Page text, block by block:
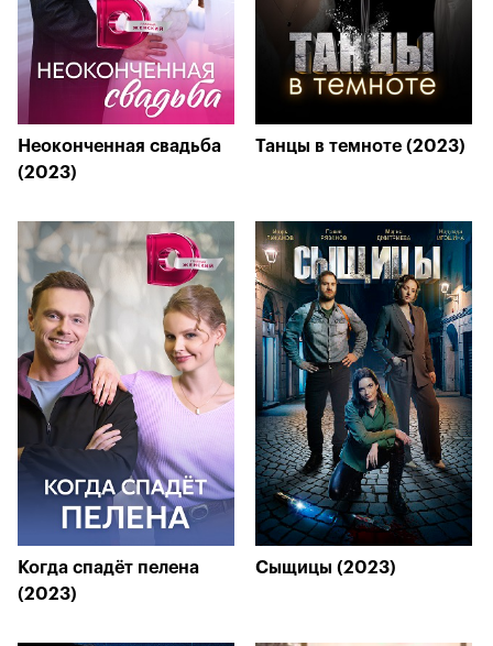
Неоконченная свадьба
(2023)
Танцы в темноте (2023)
Когда спадёт пелена
(2023)
Сыщицы (2023)